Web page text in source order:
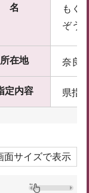
名
もく
ぞう
所在地 奈良
定内容 県指
面サイズで表示